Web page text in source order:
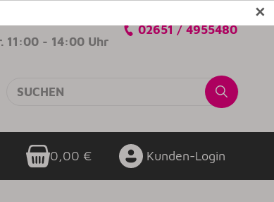
✕
11:00 - 14:00 Uhr
02651 / 4955480
0,00 € Kunden-Login